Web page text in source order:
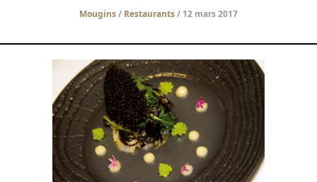
Mougins/ Restaurants/ 12 mars 2017